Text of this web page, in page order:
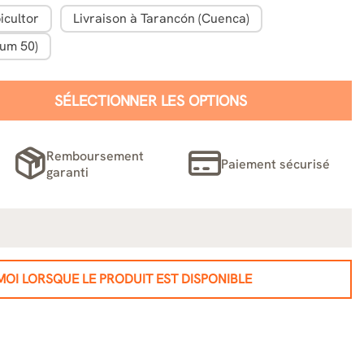
Livraison à Tarancón (Cuenca)
50)
SÉLECTIONNER LES OPTIONS
Remboursement
garanti
Paiement sécurisé
LORSQUE LE PRODUIT EST DISPONIBLE